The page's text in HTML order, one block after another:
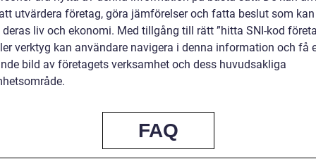
utvärdera företag, göra jämförelser och fatta beslut som kan
deras liv och ekonomi. Med tillgång till rätt ”hitta SNI-kod
verktyg kan användare navigera i denna information och få
bild av företagets verksamhet och dess huvudsakliga
FAQ